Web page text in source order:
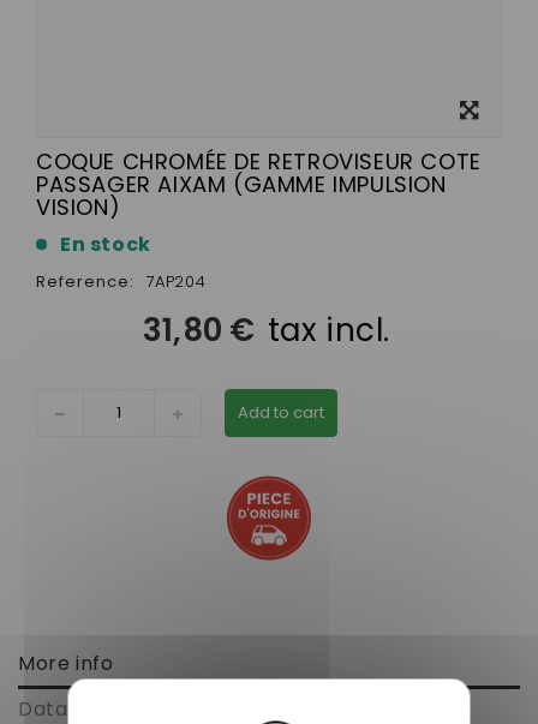
COQUE CHROMÉE DE RETROVISEUR COTE
PASSAGER AIXAM (GAMME IMPULSION
VISION)
En stock
Reference: 7AP204
31,80 € tax incl.
Add to cart
More info
Data sheet